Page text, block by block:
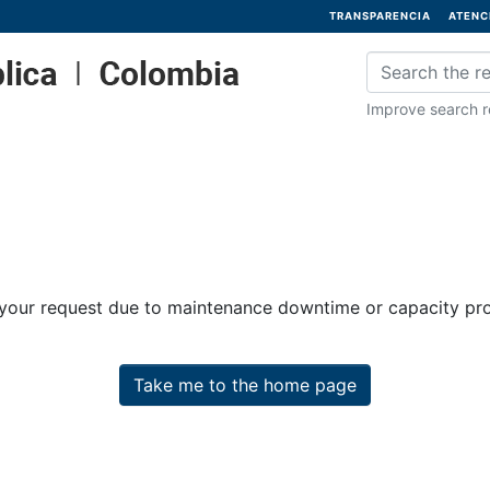
TRANSPARENCIA
Improve search
request due to maintenance downtime or capacity
Take me to the home page